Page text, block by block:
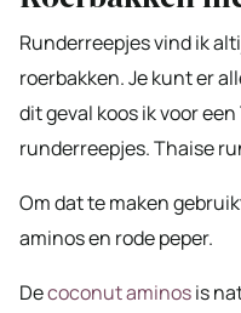
Runderreepjes vind ik
roerbakken. Je kunt er
dit geval koos ik voor
runderreepjes. Thaise
Om dat te maken
aminos en rode peper.
Decoconut aminosis